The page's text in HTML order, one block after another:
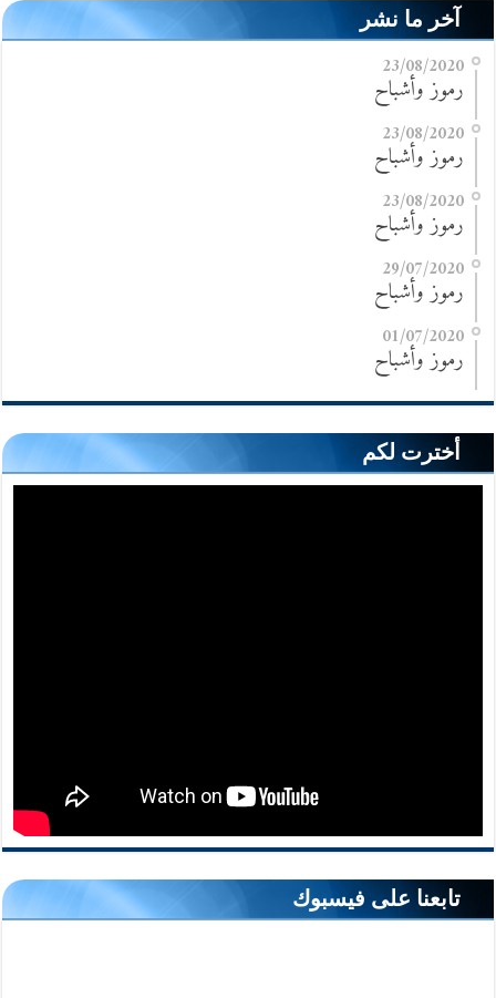
آخر ما نشر
23/08/2020
رموز وأشباح
23/08/2020
رموز وأشباح
23/08/2020
رموز وأشباح
29/07/2020
رموز وأشباح
01/07/2020
رموز وأشباح
أخترت لكم
تابعنا على فيسبوك